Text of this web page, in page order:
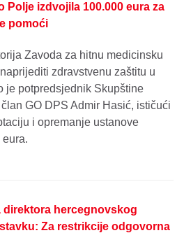
Polje izdvojila 100.000 eura za
pomoći
Zavoda za hitnu medicinsku
zdravstvenu zaštitu u
je potpredsjednik Skupštine
GO DPS Admir Hasić, ističući
i opremanje ustanove
direktora hercegnovskog
Za restrikcije odgovorna